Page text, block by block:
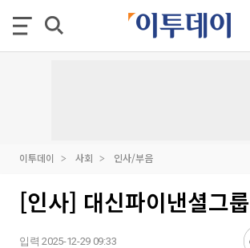
이투데이 사회 인사/부음
[인사] 대신파이낸셜그룹
입력 2025-12-29 09:33